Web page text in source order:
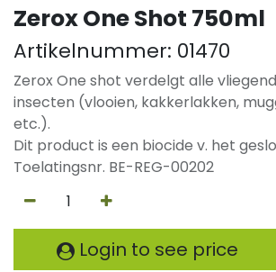
Zerox One Shot 750ml
Artikelnummer: 01470
Zerox One shot verdelgt alle
insecten (vlooien, kakkerlakken,
etc.).
Dit product is een biocide v. het
Toelatingsnr. BE-REG-00202
Login to see price